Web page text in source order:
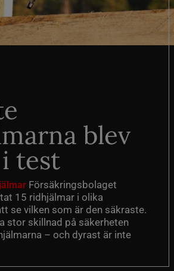
blev
test
Försäkringsbolaget
15 ridhjälmar i olika
se vilken som är den säkraste.
stor skillnad på säkerheten
– och dyrast är inte